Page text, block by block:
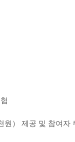
） 제공 및 참여자